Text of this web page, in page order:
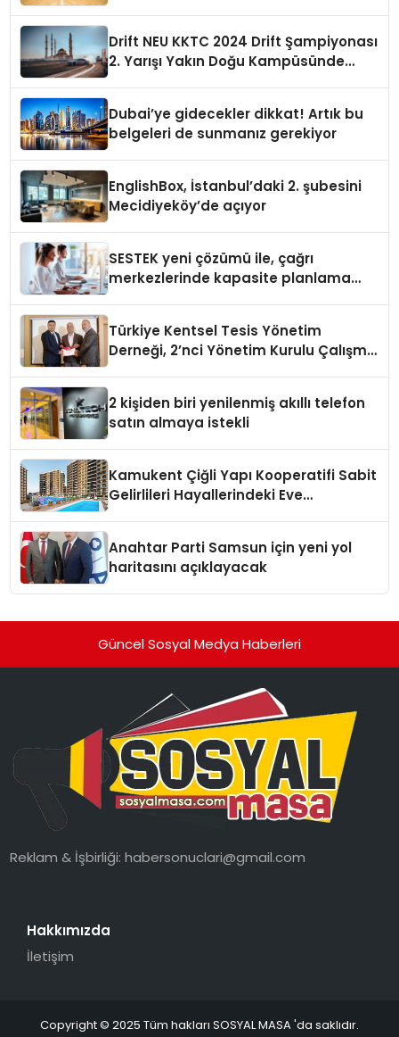
Drift NEU KKTC 2024 Drift Şampiyonası
2. Yarışı Yakın Doğu Kampüsünde
Dubai’ye gidecekler dikkat! Artık bu
belgeleri de sunmanız gerekiyor
EnglishBox, İstanbul’daki 2. şubesini
Mecidiyeköy’de açıyor
SESTEK yeni çözümü ile, çağrı
merkezlerinde kapasite planlama
Türkiye Kentsel Tesis Yönetim
Derneği, 2’nci Yönetim Kurulu Çalışma
2 kişiden biri yenilenmiş akıllı telefon
satın almaya istekli
Kamukent Çiğli Yapı Kooperatifi Sabit
Gelirlileri Hayallerindeki Eve
Anahtar Parti Samsun için yeni yol
haritasını açıklayacak
Güncel Sosyal Medya Haberleri
Reklam & İşbirliği:habersonuclari@gmail.com
Hakkımızda
İletişim
Copyright © 2025 Tüm hakları SOSYAL MASA 'da saklıdır.